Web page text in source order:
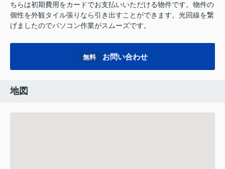
ちらは初期費用をカードでお支払いいただける物件です。物件の
個性を外観タイル張りなら引き出すことができます。光回線を繋
げましたのでパソコン作業がスムーズです。
無料 お問い合わせ
地図